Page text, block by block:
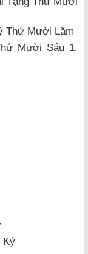
Thứ Mười Lăm
Mười Sáu 1.
Ký